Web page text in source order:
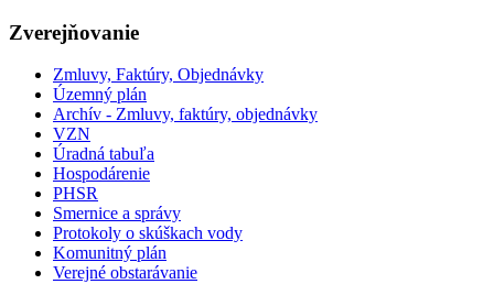
Zverejňovanie
Zmluvy, Faktúry, Objednávky
Územný plán
Archív - Zmluvy, faktúry, objednávky
VZN
Úradná tabuľa
Hospodárenie
PHSR
Smernice a správy
Protokoly o skúškach vody
Komunitný plán
Verejné obstarávanie